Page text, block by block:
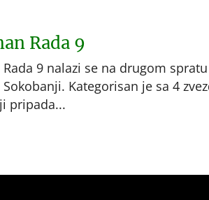
Rada 9
9 nalazi se na drugom
Kategorisan je sa 4
pripada...